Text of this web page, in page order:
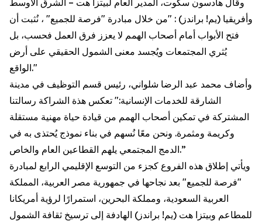
وقال هادسون سكوت، المدير العام لبيتزا هت – الشرق الأوسط
وأفريقيا (يم! براندز) : "من خلال مبادرة "فرصة للجميع" ، نُثبت أن
فتح الأبواب أمام أصحاب الهمم لا يعزز فرق العمل فحسب، بل
يُثري المجتمعات ويُجسد معنى الشمول الحقيقي على أرض
الواقع."
وأضاف محمد عبد الرضا شلواني، رئيس قسم التوظيف في مدينة
الشارقة للخدمات الإنسانية:" تعكس هذة الشراكة رسالتنا
المشتركة في تمكين أصحاب الهمم من قيادة حياة مهنية مستقلة
وكريمة ومثمرة. ونحن معًا نُسهم في بناء نموذج يُحتذى به في
الدمج المجتمعي يلهم القطاعين العام والخاص.”
ويأتي إطلاق هذه الفروع كجزء من التوسع الإقليمي الرابع لمبادرة
"فرصة للجميع" بعد نجاحها في جمهورية مصر العربية، المملكة
العربية السعودية، ومملكة البحرين، استمرارًا لرؤية أمريكانا
للمطاعم وبيتزا هت (يم! براندز) الهادفة إلى ترسيخ ثقافة الشمول